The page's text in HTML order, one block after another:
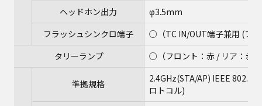
ヘッドホン出力
φ3.5mm
フラッシュシンクロ端子
○（TC IN/OUT端子兼用 (フ
タリーランプ
○（フロント：赤 / リア：赤
準拠規格
2.4GHz(STA/AP) IEEE
ロトコル)